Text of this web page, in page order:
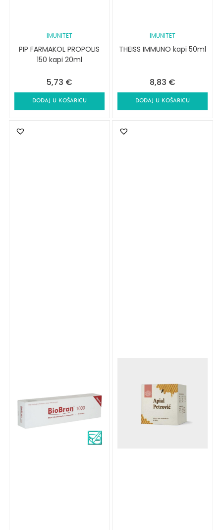
IMUNITET
PIP FARMAKOL PROPOLIS
150 kapi 20ml
5,73 €
DODAJ U KOŠARICU
IMUNITET
THEISS IMMUNO kapi 50ml
8,83 €
DODAJ U KOŠARICU